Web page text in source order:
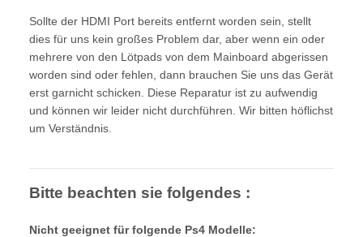
Sollte der HDMI Port bereits entfernt worden sein, stellt
dies für uns kein großes Problem dar, aber wenn ein oder
mehrere von den Lötpads von dem Mainboard abgerissen
worden sind oder fehlen, dann brauchen Sie uns das Gerät
erst garnicht schicken. Diese Reparatur ist zu aufwendig
und können wir leider nicht durchführen. Wir bitten höflichst
um Verständnis.
Bitte beachten sie folgendes :
Nicht geeignet für folgende Ps4 Modelle: